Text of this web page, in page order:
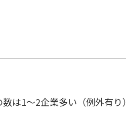
は1～2企業多い（例外有り）